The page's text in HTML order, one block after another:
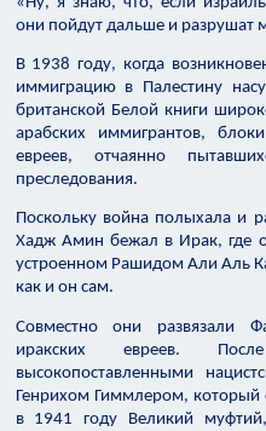
они пойдут дальше и разрушат
В 1938 году, когда
иммиграцию в Палестину
британской Белой книги
арабских иммигрантов,
евреев, отчаянно
преследования.
Поскольку война полыхала и
Хадж Амин бежал в Ирак, где
устроенном Рашидом Али Аль
как и он сам.
Совместно они развязали
иракских евреев.
высокопоставленными
Генрихом Гиммлером, который
в 1941 году Великий